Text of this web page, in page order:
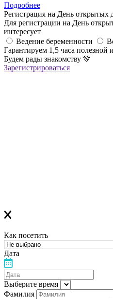
Подробнее
Регистрация на День открытых
Для регистрации на День
интересует
Ведение беременности
Гарантируем 1,5 часа
Будем рады знакомству 💚
Зарегистрироваться
Как посетить
Дата
Выберите время
Фамилия